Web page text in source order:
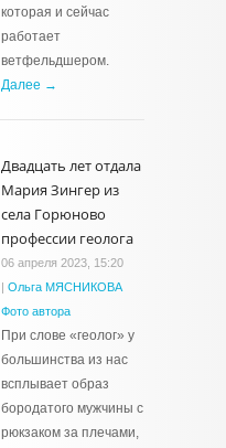
которая и сейчас
работает
ветфельдшером.
Далее →
Двадцать лет отдала
Мария Зингер из
села Горюново
профессии геолога
06 апреля 2023, 15:20
| Ольга МЯСНИКОВА
Фото автора
При слове «геолог» у
большинства из нас
всплывает образ
бородатого мужчины с
рюкзаком за плечами,